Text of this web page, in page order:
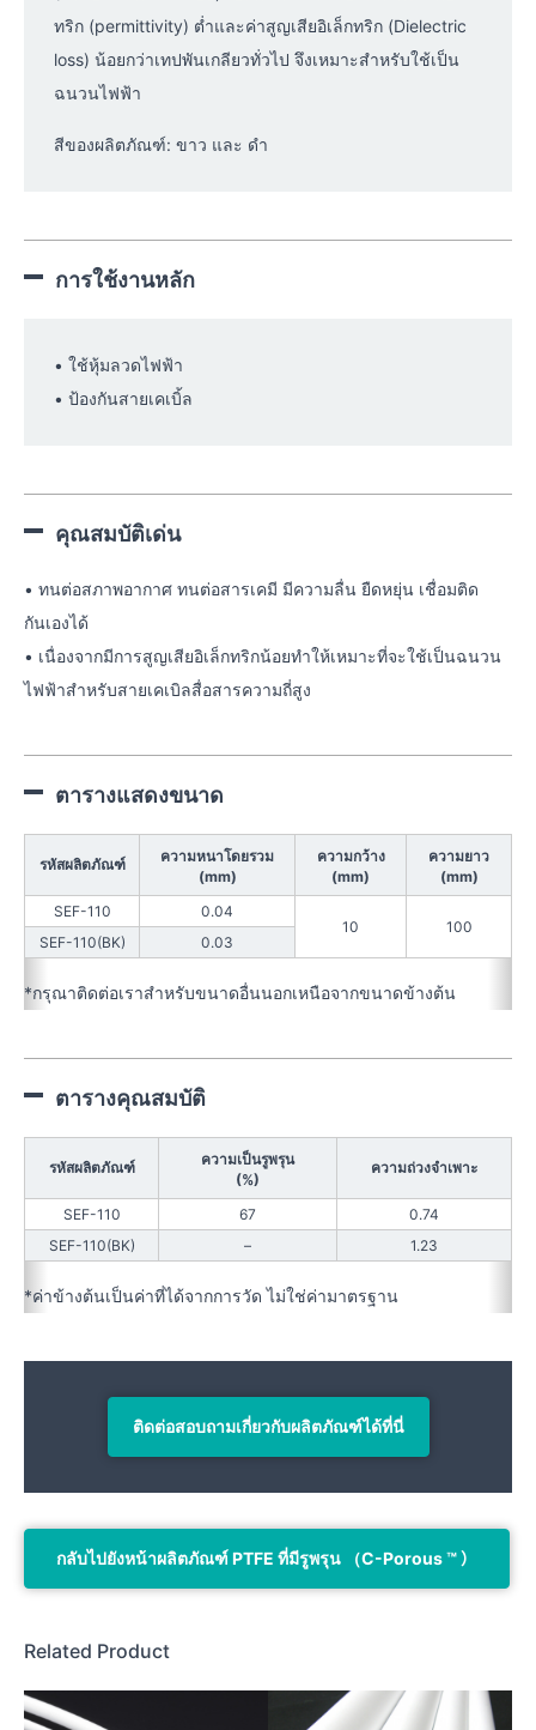
ทริก (permittivity) ต่ำและค่าสูญเสียอิเล็กทริก (Dielectric
loss) น้อยกว่าเทปพันเกลียวทั่วไป จึงเหมาะสำหรับใช้เป็น
ฉนวนไฟฟ้า
สีของผลิตภัณฑ์: ขาว และ ดำ
การใช้งานหลัก
• ใช้หุ้มลวดไฟฟ้า
• ป้องกันสายเคเบิ้ล
คุณสมบัติเด่น
• ทนต่อสภาพอากาศ ทนต่อสารเคมี มีความลื่น ยืดหยุ่น เชื่อมติด
กันเองได้
• เนื่องจากมีการสูญเสียอิเล็กทริกน้อยทำให้เหมาะที่จะใช้เป็นฉนวน
ไฟฟ้าสำหรับสายเคเบิลสื่อสารความถี่สูง
ตารางแสดงขนาด
รหัสผลิตภัณฑ์
ความหนาโดยรวม
(mm)
ความกว้าง
(mm)
ความยาว
(mm)
SEF-110
0.04
10
100
SEF-110(BK)
0.03
*กรุณาติดต่อเราสำหรับขนาดอื่นนอกเหนือจากขนาดข้างต้น
ตารางคุณสมบัติ
รหัสผลิตภัณฑ์
ความเป็นรูพรุน
(%)
ความถ่วงจำเพาะ
SEF-110 67
0.74
SEF-110(BK)
– 1.23
*ค่าข้างต้นเป็นค่าที่ได้จากการวัด ไม่ใช่ค่ามาตรฐาน
ติดต่อสอบถามเกี่ยวกับผลิตภัณฑ์ได้ที่นี่
กลับไปยังหน้าผลิตภัณฑ์ PTFE ที่มีรูพรุน （C-Porous ™ ）
Related Product